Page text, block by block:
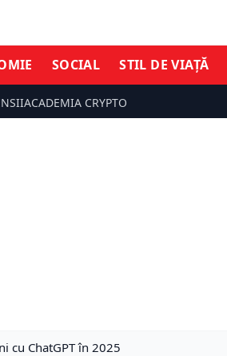
SOCIAL STIL DE VIAȚĂ
ACADEMIA CRYPTO
cu ChatGPT în 2025